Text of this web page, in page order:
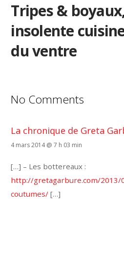
Tripes &
insolente
du ventre
No Comments
La chronique de Greta
4 mars 2014 @ 7 h 03 min
[…] – Les bottereaux :
http://gretagarbure.com/
coutumes/ […]